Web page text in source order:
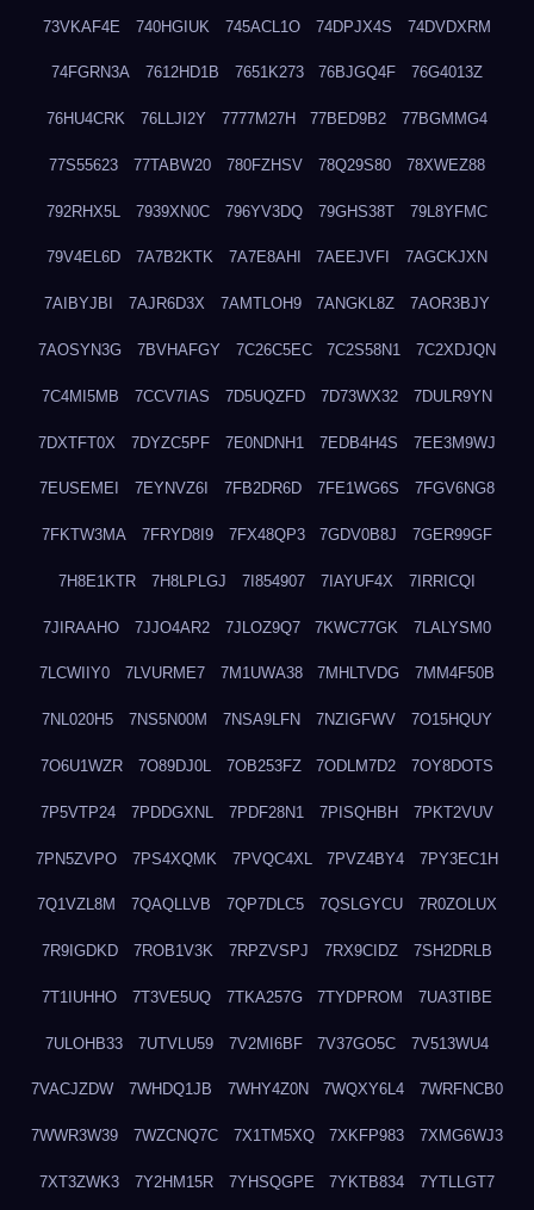
73VKAF4E 740HGIUK 745ACL1O 74DPJX4S 74DVDXRM
74FGRN3A 7612HD1B 7651K273 76BJGQ4F 76G4013Z
76HU4CRK 76LLJI2Y 7777M27H 77BED9B2 77BGMMG4
77S55623 77TABW20 780FZHSV 78Q29S80 78XWEZ88
792RHX5L 7939XN0C 796YV3DQ 79GHS38T 79L8YFMC
79V4EL6D 7A7B2KTK 7A7E8AHI 7AEEJVFI 7AGCKJXN
7AIBYJBI 7AJR6D3X 7AMTLOH9 7ANGKL8Z 7AOR3BJY
7AOSYN3G 7BVHAFGY 7C26C5EC 7C2S58N1 7C2XDJQN
7C4MI5MB 7CCV7IAS 7D5UQZFD 7D73WX32 7DULR9YN
7DXTFT0X 7DYZC5PF 7E0NDNH1 7EDB4H4S 7EE3M9WJ
7EUSEMEI 7EYNVZ6I 7FB2DR6D 7FE1WG6S 7FGV6NG8
7FKTW3MA 7FRYD8I9 7FX48QP3 7GDV0B8J 7GER99GF
7H8E1KTR 7H8LPLGJ 7I854907 7IAYUF4X 7IRRICQI
7JIRAAHO 7JJO4AR2 7JLOZ9Q7 7KWC77GK 7LALYSM0
7LCWIIY0 7LVURME7 7M1UWA38 7MHLTVDG 7MM4F50B
7NL020H5 7NS5N00M 7NSA9LFN 7NZIGFWV 7O15HQUY
7O6U1WZR 7O89DJ0L 7OB253FZ 7ODLM7D2 7OY8DOTS
7P5VTP24 7PDDGXNL 7PDF28N1 7PISQHBH 7PKT2VUV
7PN5ZVPO 7PS4XQMK 7PVQC4XL 7PVZ4BY4 7PY3EC1H
7Q1VZL8M 7QAQLLVB 7QP7DLC5 7QSLGYCU 7R0ZOLUX
7R9IGDKD 7ROB1V3K 7RPZVSPJ 7RX9CIDZ 7SH2DRLB
7T1IUHHO 7T3VE5UQ 7TKA257G 7TYDPROM 7UA3TIBE
7ULOHB33 7UTVLU59 7V2MI6BF 7V37GO5C 7V513WU4
7VACJZDW 7WHDQ1JB 7WHY4Z0N 7WQXY6L4 7WRFNCB0
7WWR3W39 7WZCNQ7C 7X1TM5XQ 7XKFP983 7XMG6WJ3
7XT3ZWK3 7Y2HM15R 7YHSQGPE 7YKTB834 7YTLLGT7